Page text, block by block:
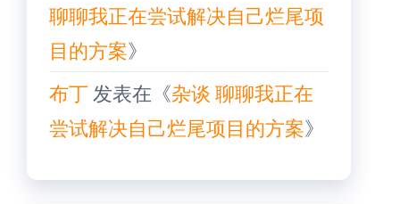
聊聊我正在尝试解决自己烂尾项
目的方案》
布丁 发表在《杂谈 聊聊我正在
尝试解决自己烂尾项目的方案》